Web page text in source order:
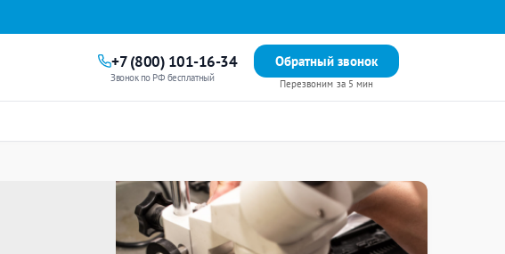
+7 (800) 101-16-34
Звонок по РФ бесплатный
Обратный звонок
Перезвоним за 5 мин